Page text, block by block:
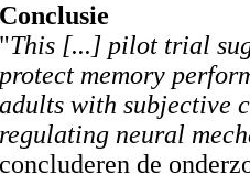
Conclusie
"This [...] pilot trial
protect memory
adults with subjective
regulating neural
concluderen de